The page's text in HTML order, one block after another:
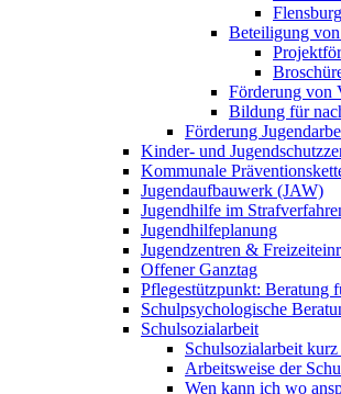
Beteiligung
Förderung von
Bildung für
Förderung
Kinder- und
Kommunale
Jugendaufbauwerk (JAW)
Jugendhilfe im
Jugendhilfeplanung
Jugendzentren &
Offener Ganztag
Pflegestützpunkt: Beratung
Schulpsychologische
Schulsozialarbeit
Schulsozialarbeit
Arbeitsweise der
Wen kann ich wo